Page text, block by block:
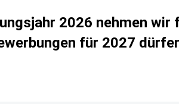
2026 nehmen
für 2027